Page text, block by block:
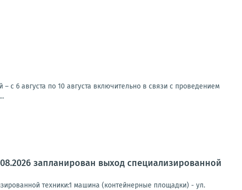
6 августа по 10 августа включительно в связи с проведением
запланирован выход специализированной
техники:1 машина (контейнерные площадки) - ул.